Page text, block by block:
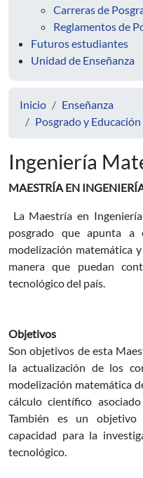
Carreras de
Reglamentos de
Futuros estudiantes
Unidad de Enseñanza
Inicio
Enseñanza
Posgrado y
Ingeniería
MAESTRÍA EN
La Maestría en
posgrado que apunta a
modelización matemática
manera que puedan
tecnológico del país.
Objetivos
Son objetivos de esta
la actualización de los
modelización matemática
cálculo científico
También es un objetivo
capacidad para la
tecnológico.